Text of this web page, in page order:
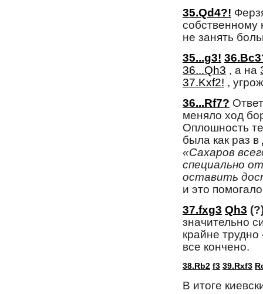
35.Qd4?!
собственному
не занять
35...g3!
36...Qh3 , а на
37.Kxf2! ,
36...Rf7?
меняло ход
Оплошность
была как раз
«Сахаров
специально
оставить
и это
37.fxg3 Qh3
значительно
крайне
все кончено.
38.Rb2 f3 39.Rxf3
В итоге